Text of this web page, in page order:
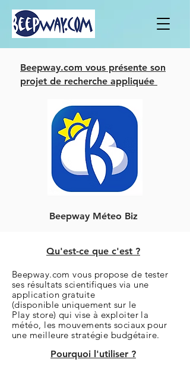
Beepway.com vous présente son
projet de recherche appliquée
Beepway Méteo Biz
Qu'est-ce que c'est ?
Beepway.com vous propose de tester
ses résultats scientifiques via une
application gratuite
(disponible uniquement sur le
Play store) qui vise à exploiter la
météo, les mouvements sociaux pour
une meilleure stratégie budgétaire.
Pourquoi l'utiliser ?